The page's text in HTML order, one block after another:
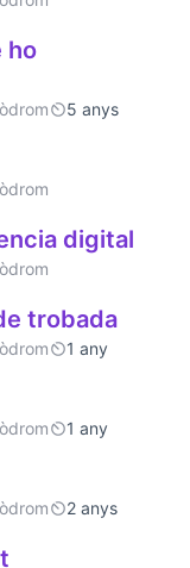
ho
5 anys
digital
trobada
1 any
1 any
2 anys